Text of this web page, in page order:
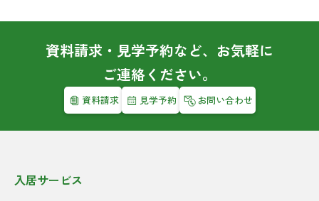
資料請求・見学予約など、お気軽に
ご連絡ください。
資料請求 見学予約 お問い合わせ
入居サービス